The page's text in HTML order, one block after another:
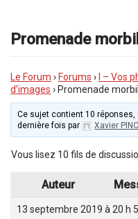
au
contenu
Promenade
Le Forum › Forums › I – Vos
d’images › Promenade
Ce sujet contient 10
dernière fois par
Xavier
Vous lisez 10 fils de
Auteur
13 septembre 2019 à 20 h